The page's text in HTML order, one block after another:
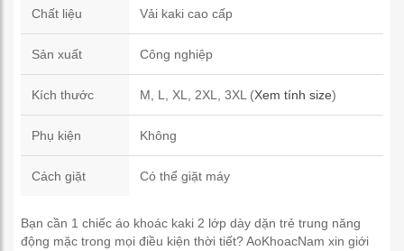
Chất liệu Vải kaki cao cấp
Sản xuất Công nghiệp
Kích thước M, L, XL, 2XL, 3XL (Xem tính size)
Phụ kiện Không
Cách giặt Có thể giặt máy
Bạn cần 1 chiếc áo khoác kaki 2 lớp dày dặn trẻ trung năng
động mặc trong mọi điều kiện thời tiết? AoKhoacNam xin giới